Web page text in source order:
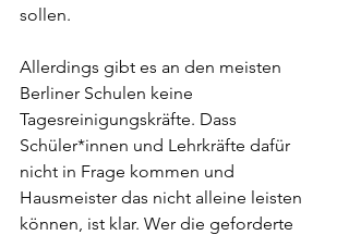
sollen.
Allerdings gibt es an den meisten
Berliner Schulen keine
Tagesreinigungskräfte. Dass
Schüler*innen und Lehrkräfte dafür
nicht in Frage kommen und
Hausmeister das nicht alleine leisten
können, ist klar. Wer die geforderte